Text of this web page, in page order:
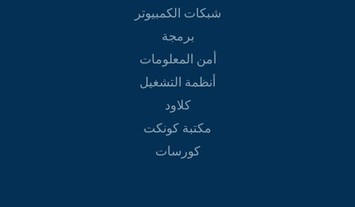
شبكات الكمبيوتر
برمجة
أمن المعلومات
أنظمة التشغيل
كلاود
مكتبة كونكت
كورسات